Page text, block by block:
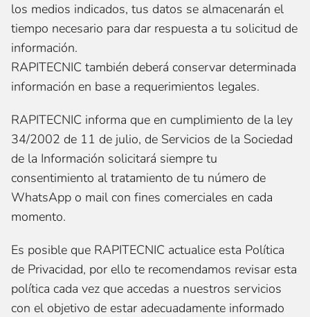
los medios indicados, tus datos se almacenarán el
tiempo necesario para dar respuesta a tu solicitud de
información.
RAPITECNIC también deberá conservar determinada
información en base a requerimientos legales.
RAPITECNIC informa que en cumplimiento de la ley
34/2002 de 11 de julio, de Servicios de la Sociedad
de la Información solicitará siempre tu
consentimiento al tratamiento de tu número de
WhatsApp o mail con fines comerciales en cada
momento.
Es posible que RAPITECNIC actualice esta Política
de Privacidad, por ello te recomendamos revisar esta
política cada vez que accedas a nuestros servicios
con el objetivo de estar adecuadamente informado